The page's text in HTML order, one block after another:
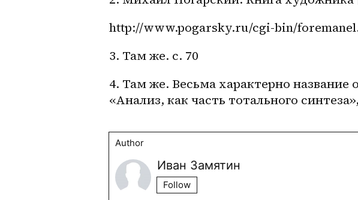
http://www.pogarsky.ru/cgi-bin/
3. Там же. с. 70
4. Там же. Весьма характерно название
«Анализ, как часть тотального
Author
Иван Замятин
Follow